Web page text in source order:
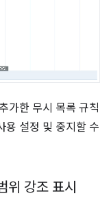
가한 무시 목록 규칙
용 설정 및 중지할 수
위 강조 표시